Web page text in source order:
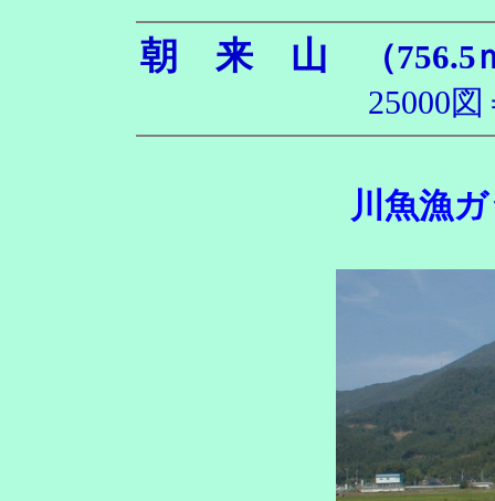
朝 来 山 （756.5
25000
川魚漁